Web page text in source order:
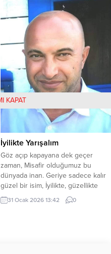
midir? Myrtle Dunnage, yıllar önce
daha bir çocukken ayrılmak
zorunda bırakıldığı annesine ve
küçük kasabası Dungatar’a geri
döner. Artık o zavallı çocuk değildir.
Ayrı kaldığı zaman içinde
muhteşem bir...
İyilikte Yarışalım
​Göz açıp kapayana dek geçer
zaman, Misafir olduğumuz bu
dünyada inan. Geriye sadece kalır
güzel bir isim, İyilikte, güzellikte
yarışalım can. *** ​Kırmayalım
kimseyi, yıkmayalım gönül,
31 Ocak 2026 13:42 0
KAPAT